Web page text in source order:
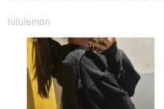
lululemon